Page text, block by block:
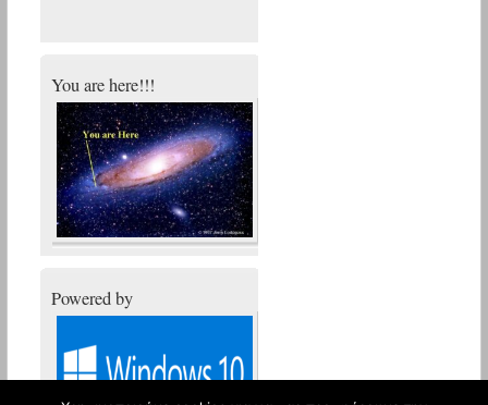
You are here!!!
Powered by